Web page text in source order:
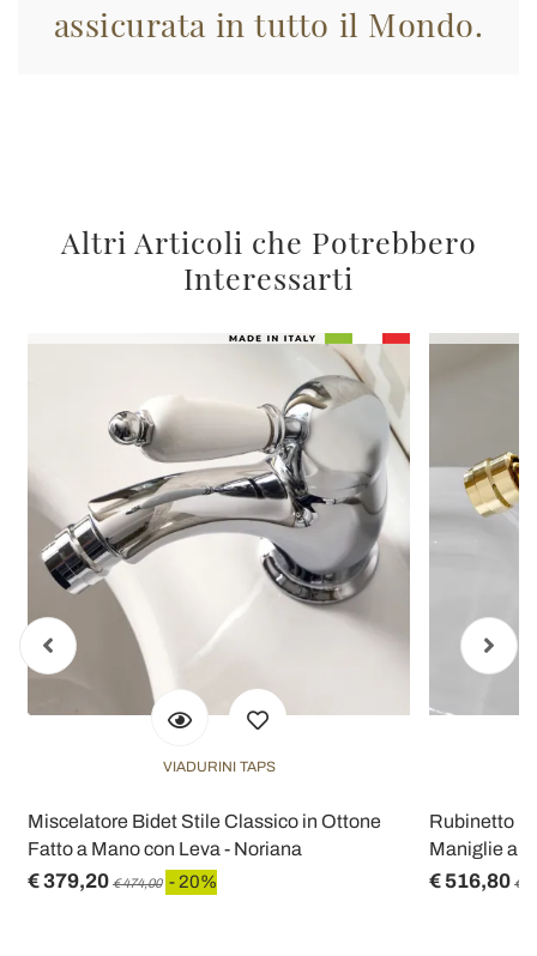
assicurata in tutto il Mondo.
Altri Articoli che Potrebbero
Interessarti
VIADURINI TAPS
Miscelatore Bidet Stile Classico in Ottone
Fatto a Mano con Leva - Noriana
€ 379,20 € 474,00 - 20%
Rubinetto
Maniglie a
€ 516,80 €